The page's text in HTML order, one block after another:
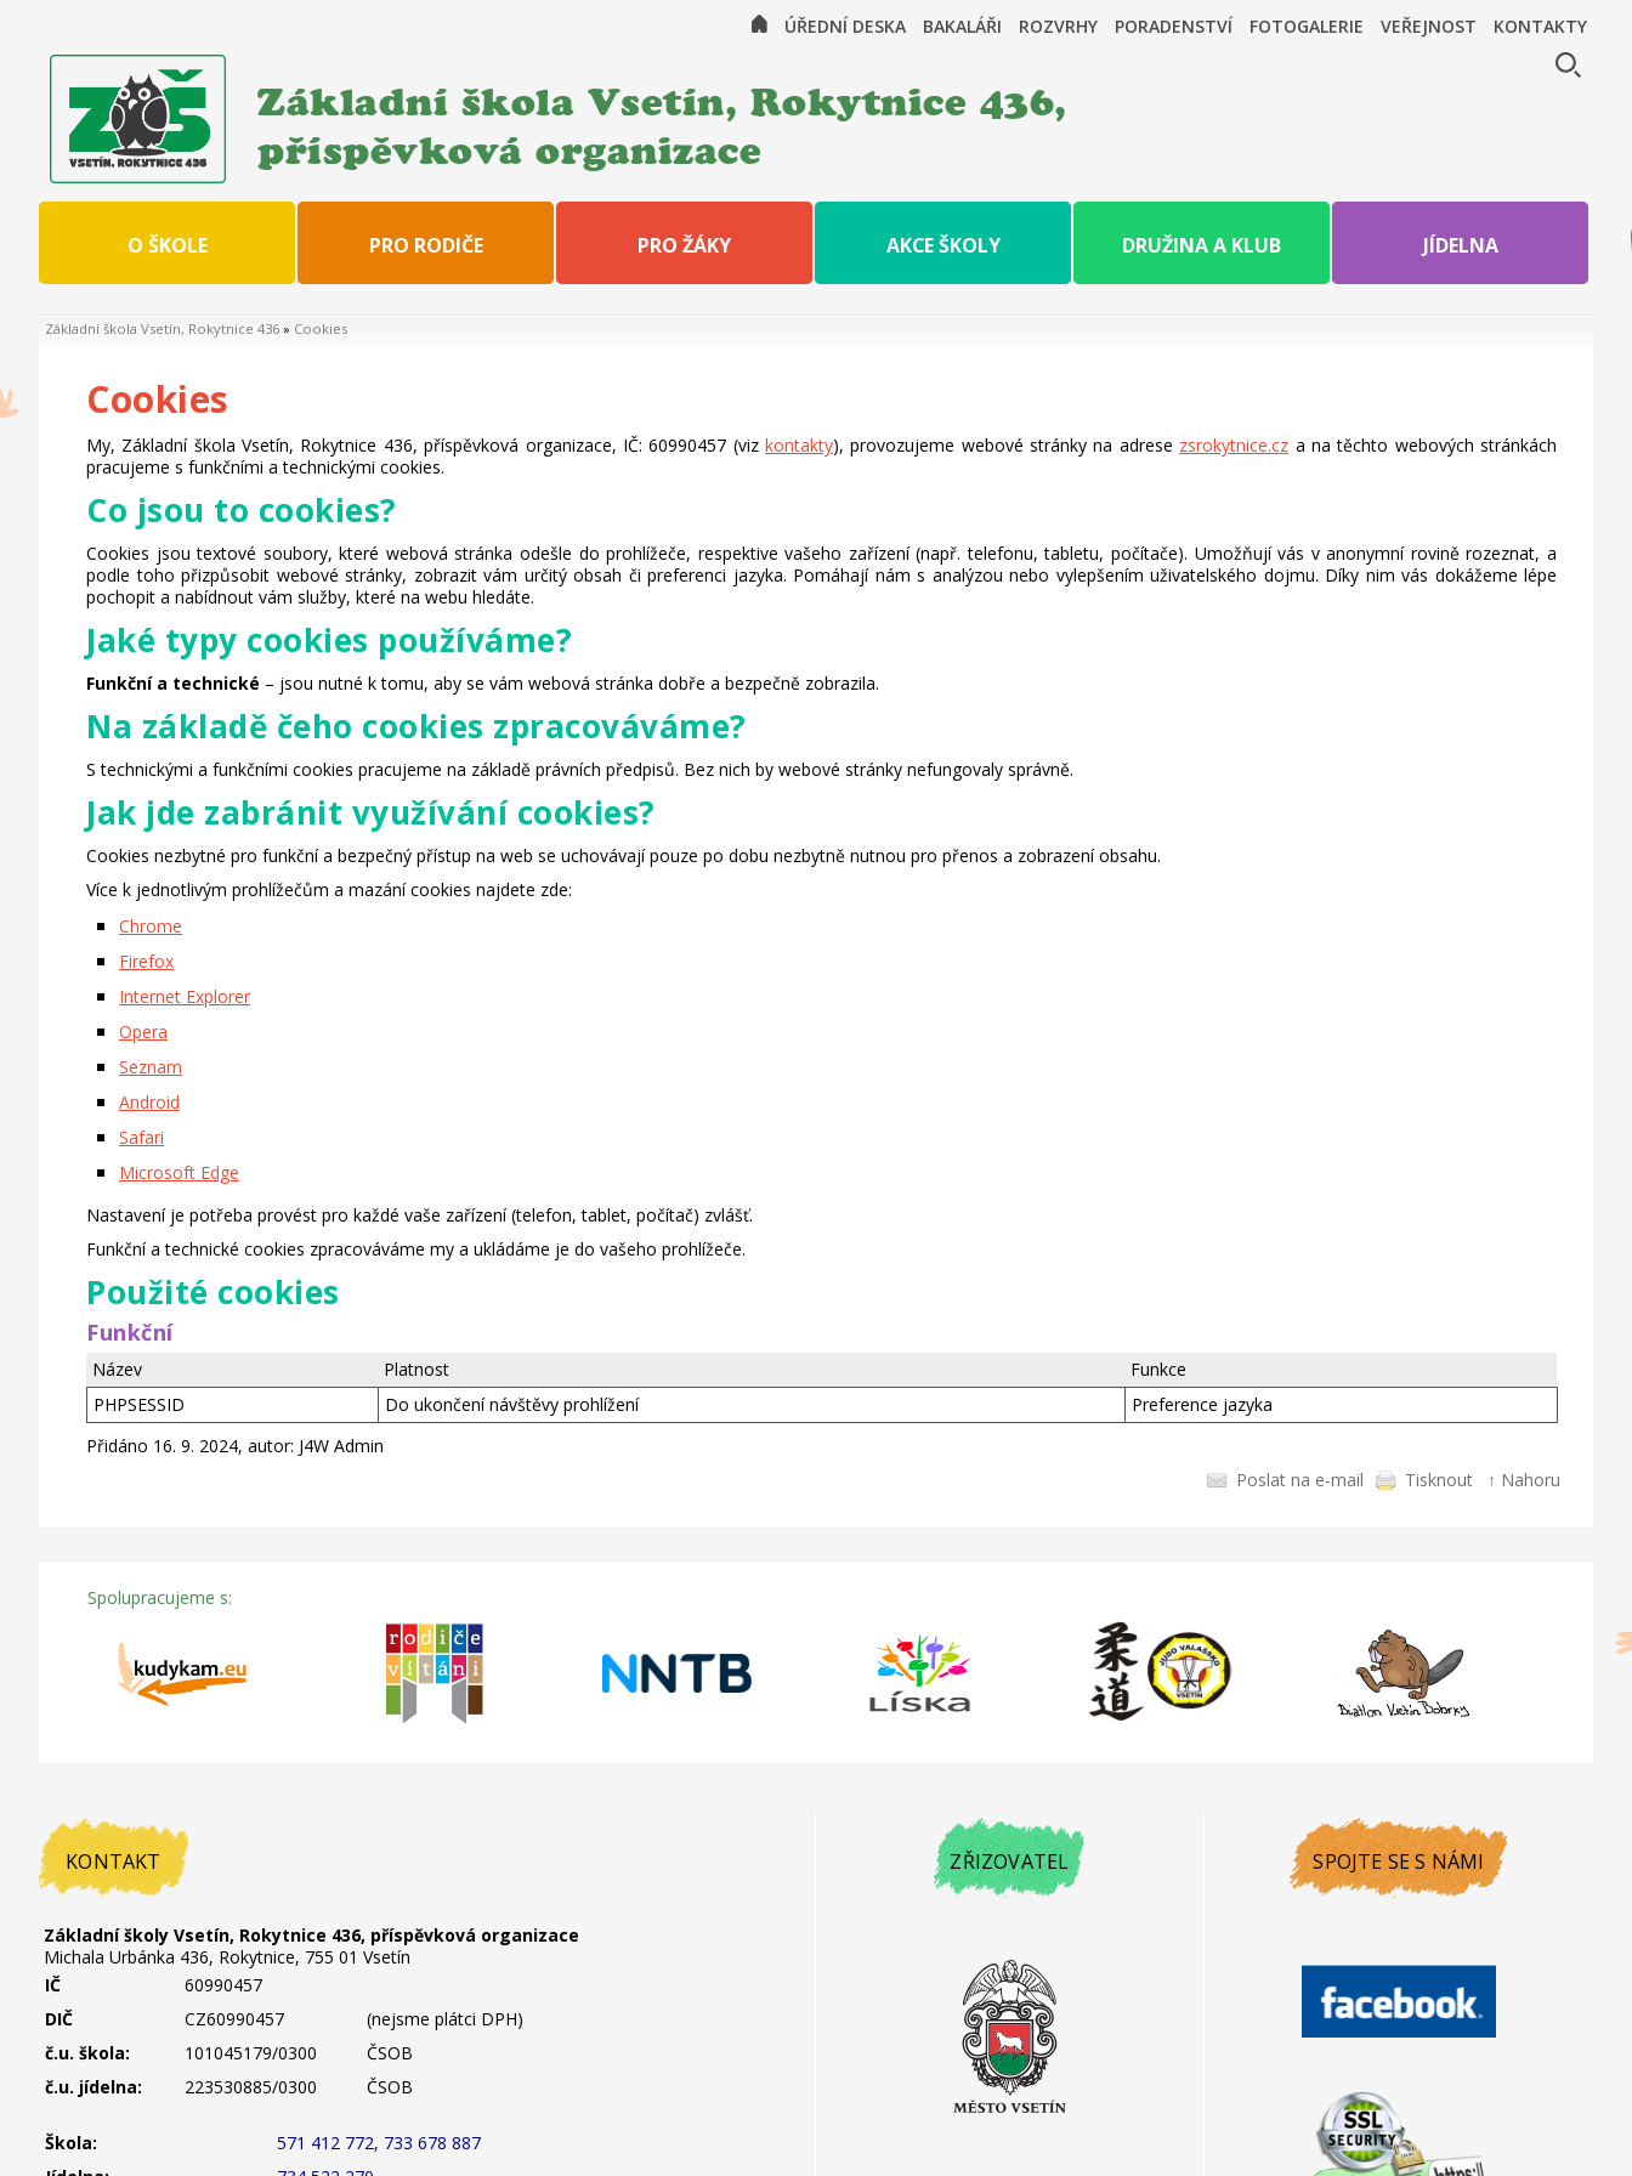
ÚŘEDNÍ DESKA BAKALÁŘI ROZVRHY PORADENSTVÍ FOTOGALERIE VEŘEJNOST KONTAKTY
Základní škola Vsetín, Rokytnice 436,
příspěvková organizace
O ŠKOLE PRO RODIČE PRO ŽÁKY AKCE ŠKOLY DRUŽINA A KLUB JÍDELNA
Základní škola Vsetín, Rokytnice 436 » Cookies
Cookies
My, Základní škola Vsetín, Rokytnice 436, příspěvková organizace, IČ: 60990457 (viz kontakty), provozujeme webové stránky na adrese zsrokytnice.cz a na těchto webových stránkách
pracujeme s funkčními a technickými cookies.
Co jsou to cookies?
Cookies jsou textové soubory, které webová stránka odešle do prohlížeče, respektive vašeho zařízení (např. telefonu, tabletu, počítače). Umožňují vás v anonymní rovině rozeznat, a
podle toho přizpůsobit webové stránky, zobrazit vám určitý obsah či preferenci jazyka. Pomáhají nám s analýzou nebo vylepšením uživatelského dojmu. Díky nim vás dokážeme lépe
pochopit a nabídnout vám služby, které na webu hledáte.
Jaké typy cookies používáme?
Funkční a technické – jsou nutné k tomu, aby se vám webová stránka dobře a bezpečně zobrazila.
Na základě čeho cookies zpracováváme?
S technickými a funkčními cookies pracujeme na základě právních předpisů. Bez nich by webové stránky nefungovaly správně.
Jak jde zabránit využívání cookies?
Cookies nezbytné pro funkční a bezpečný přístup na web se uchovávají pouze po dobu nezbytně nutnou pro přenos a zobrazení obsahu.
Více k jednotlivým prohlížečům a mazání cookies najdete zde:
Chrome
Firefox
Internet Explorer
Opera
Seznam
Android
Safari
Microsoft Edge
Nastavení je potřeba provést pro každé vaše zařízení (telefon, tablet, počítač) zvlášť.
Funkční a technické cookies zpracováváme my a ukládáme je do vašeho prohlížeče.
Použité cookies
Funkční
Název Platnost
Funkce
PHPSESSID
Do ukončení návštěvy prohlížení
Preference jazyka
Přidáno 16. 9. 2024, autor: J4W Admin
Poslat na e-mail
Tisknout ↑ Nahoru
Spolupracujeme s:
KONTAKT
Základní školy Vsetín, Rokytnice 436, příspěvková organizace
Michala Urbánka 436, Rokytnice, 755 01 Vsetín
IČ
60990457
DIČ
CZ60990457
(nejsme plátci DPH)
č.u. škola:
101045179/0300
ČSOB
č.u. jídelna:
223530885/0300 ČSOB
Škola:
571 412 772, 733 678 887
ZŘIZOVATEL SPOJTE SE S NÁMI